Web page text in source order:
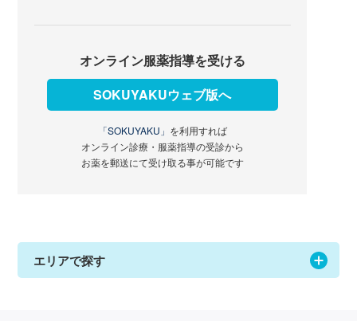
オンライン服薬指導を受ける
SOKUYAKUウェブ版へ
「SOKUYAKU」 を利用すれば
オンライン診療・服薬指導の受診から
お薬を郵送にて受け取る事が可能です
エリアで探す